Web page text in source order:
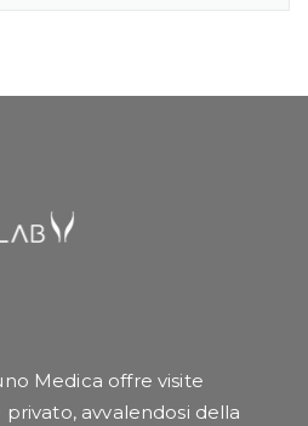
Medica offre visite
avvalendosi della